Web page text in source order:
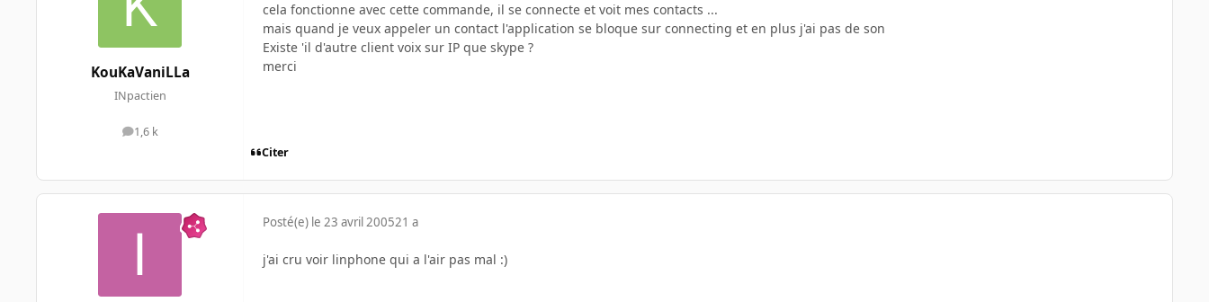
KouKaVaniLLa
INpactien
1,6 k
messages
cela fonctionne avec cette commande, il se connecte et voit mes contacts ...
mais quand je veux appeler un contact l'application se bloque sur connecting et en plus j'ai pas de son
Existe 'il d'autre client voix sur IP que skype ?
merci
Citer
Posté(e) le 23 avril 200521 a
j'ai cru voir linphone qui a l'air pas mal :)